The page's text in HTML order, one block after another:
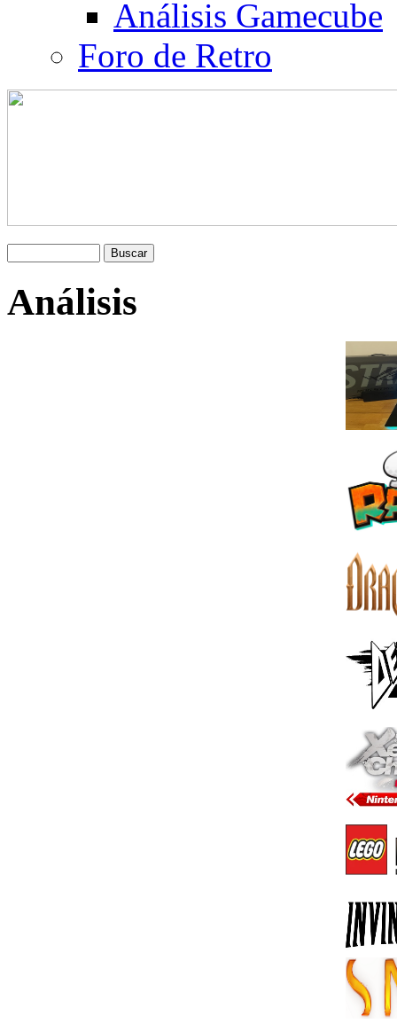
Análisis Gamecube
Foro de Retro
Análisis